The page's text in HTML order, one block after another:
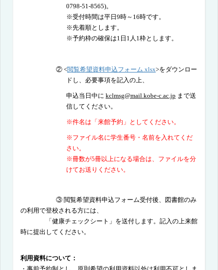
0798-51-8565)。
※受付時間は平日 9時～ 16時です。
※先着順とします。
※予約枠の確保は1日 1 人 1枠とします。
② <閲覧希望資料申込フォーム.xlsx>をダウンロー
ドし、必要事項を記入の上、
申込当日中に kclmsg@mail.kobe-c.ac.jp まで送
信してください。
※件名は「来館予約」としてください。
※ファイル名に学生番号・名前を入れてくだ
さい。
※冊数が5冊以上になる場合は、ファイルを分
けてお送りください。
③ 閲覧希望資料申込フォーム受付後、図書館のみ
の利用で登校される方には、
「健康チェックシート」を送付します。記入の上来館
時に提出してください。
利用資料について：